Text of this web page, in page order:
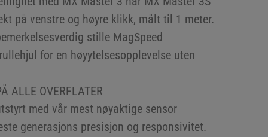
på venstre og høyre klikk, målt til 1 meter.
stille MagSpeed
for en høyytelsesopplevelse uten
ALLE OVERFLATER
med vår mest nøyaktige sensor
generasjons presisjon og responsivitet.